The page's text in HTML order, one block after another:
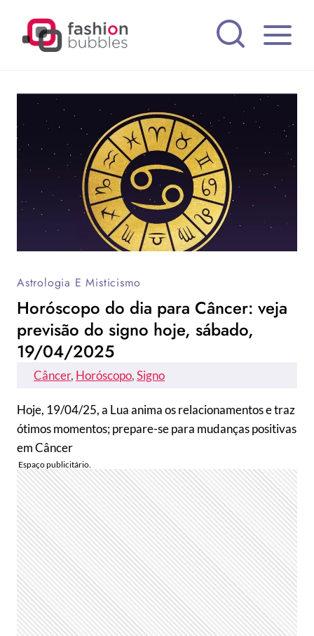
Astrologia E Misticismo
Horóscopo do dia para Câncer: veja
previsão do signo hoje, sábado,
19/04/2025
Câncer, Horóscopo, Signo
Hoje, 19/04/25, a Lua anima os relacionamentos e traz
ótimos momentos; prepare-se para mudanças positivas
em Câncer